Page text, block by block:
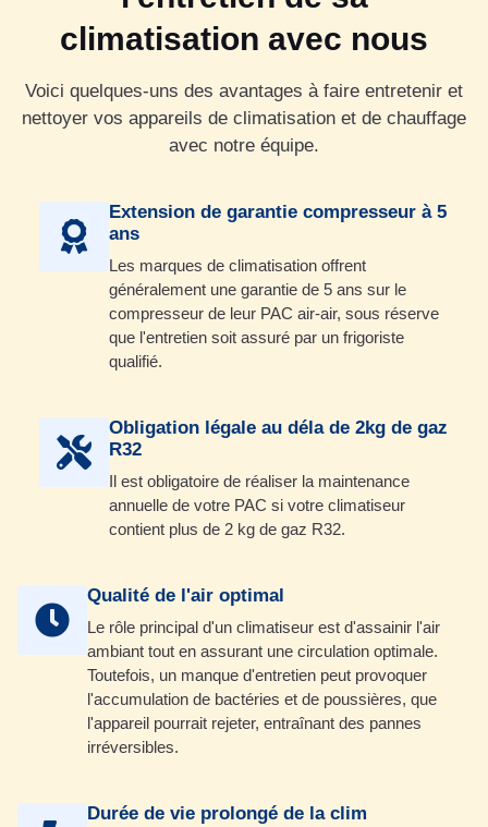
climatisation avec nous
Voici quelques-uns des avantages à faire entretenir et
nettoyer vos appareils de climatisation et de chauffage
avec notre équipe.
Extension de garantie compresseur à 5
ans
Les marques de climatisation offrent
généralement une garantie de 5 ans sur le
compresseur de leur PAC air-air, sous réserve
que l'entretien soit assuré par un frigoriste
qualifié.
Obligation légale au déla de 2kg de gaz
R32
Il est obligatoire de réaliser la maintenance
annuelle de votre PAC si votre climatiseur
contient plus de 2 kg de gaz R32.
Qualité de l'air optimal
Le rôle principal d'un climatiseur est d'assainir l'air
ambiant tout en assurant une circulation optimale.
Toutefois, un manque d'entretien peut provoquer
l'accumulation de bactéries et de poussières, que
l'appareil pourrait rejeter, entraînant des pannes
irréversibles.
Durée de vie prolongé de la clim